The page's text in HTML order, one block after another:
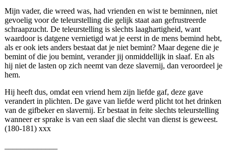
Mijn vader, die wreed was, had vrienden en wist te beminnen, niet
gevoelig voor de teleurstelling die gelijk staat aan gefrustreerde
schraapzucht. De teleurstelling is slechts laaghartigheid, want
waardoor is datgene vernietigd wat je eerst in de mens bemind hebt,
als er ook iets anders bestaat dat je niet bemint? Maar degene die je
bemint of die jou bemint, verander jij onmiddellijk in slaaf. En als
hij niet de lasten op zich neemt van deze slavernij, dan veroordeel je
hem.
Hij heeft dus, omdat een vriend hem zijn liefde gaf, deze gave
verandert in plichten. De gave van liefde werd plicht tot het drinken
van de gifbeker en slavernij. Er bestaat in feite slechts teleurstelling
wanneer er sprake is van een slaaf die slecht van dienst is geweest.
(180-181) xxx